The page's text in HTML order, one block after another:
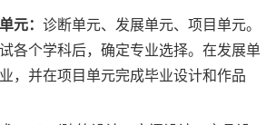
元： 诊断单元、发展单元、项目单元。
各个学科后，确定专业选择。在发展单
，并在项目单元完成毕业设计和作品